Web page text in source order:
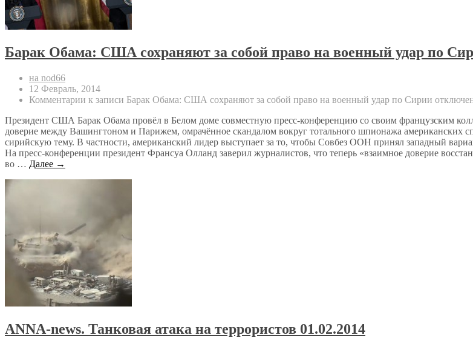
Барак Обама: США сохраняют за собой право на военный удар по
на nod66
12 Февраль, 2014
Комментарии к записи Барак Обама: США сохраняют за собой право на военный удар по Сирии
Президент США Барак Обама провёл в Белом доме совместную пресс-конференцию со своим французским
доверие между Вашингтоном и Парижем, омрачённое скандалом вокруг тотального шпионажа американских
сирийскую тему. В частности, американский лидер выступает за то, чтобы Совбез ООН принял западный
На пресс-конференции президент Франсуа Олланд заверил журналистов, что теперь «взаимное доверие
во … Далее →
ANNA-news. Танковая атака на террористов 01.02.2014